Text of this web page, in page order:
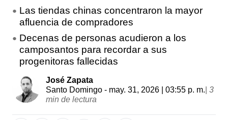
Las tiendas chinas concentraron la mayor
afluencia de compradores
Decenas de personas acudieron a los
camposantos para recordar a sus
progenitoras fallecidas
José Zapata
Santo Domingo - may. 31, 2026 | 03:55 p. m. 3
min de lectura